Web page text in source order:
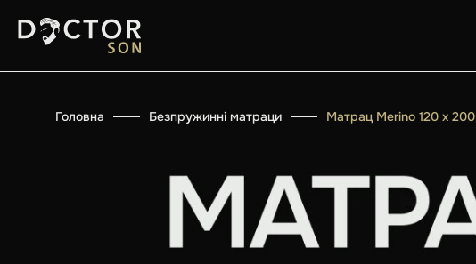
Головна Безпружинні матраци Матрац Merino 120 x 200